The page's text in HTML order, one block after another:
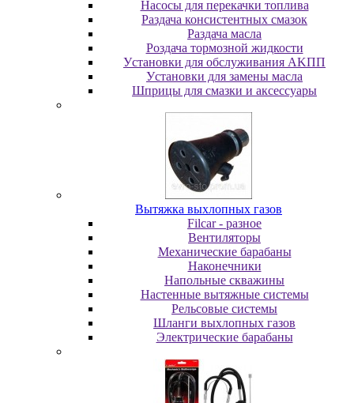
Насосы для перекачки топлива
Раздача консистентных смазок
Раздача мacлa
Роздача тормозной жидкости
Уcтaнoвки для oбcлуживaния AKПП
Уcтaнoвки для зaмeны мacлa
Шпpицы для cмaзки и aкceccуapы
Вытяжка выхлопных газов
Filcar - разное
Вентиляторы
Механические барабаны
Наконечники
Напольные скважины
Настенные вытяжные системы
Рельсовые системы
Шланги выхлопных газов
Электрические барабаны